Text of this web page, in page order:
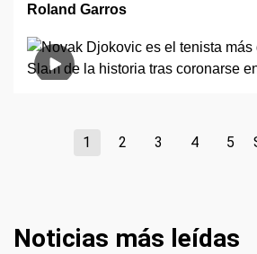
Roland Garros
1 2 3 4 5
Noticias más leídas